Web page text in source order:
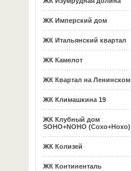
ЖК Имперский дом
ЖК Итальянский квартал
ЖК Камелот
ЖК Квартал на Ленинском
ЖК Климашкина 19
ЖК Клубный дом
SOHO+NOHO (Сохо+Нохо)
ЖК Колизей
ЖК Континенталь